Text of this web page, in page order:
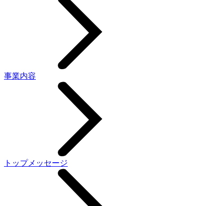
事業内容
トップメッセージ